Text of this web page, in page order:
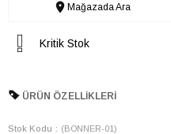
Mağazada Ara
Kritik Stok
ÜRÜN ÖZELLIKLERI
Stok Kodu (BONNER-01)